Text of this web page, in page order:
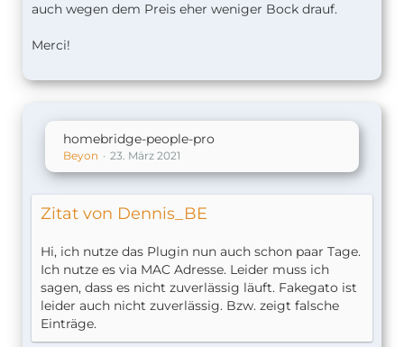
auch wegen dem Preis eher weniger Bock drauf.
Merci!
homebridge-people-pro
Beyon 23. März 2021
Zitat von Dennis_BE
Hi, ich nutze das Plugin nun auch schon paar Tage.
Ich nutze es via MAC Adresse. Leider muss ich
sagen, dass es nicht zuverlässig läuft. Fakegato ist
leider auch nicht zuverlässig. Bzw. zeigt falsche
Einträge.